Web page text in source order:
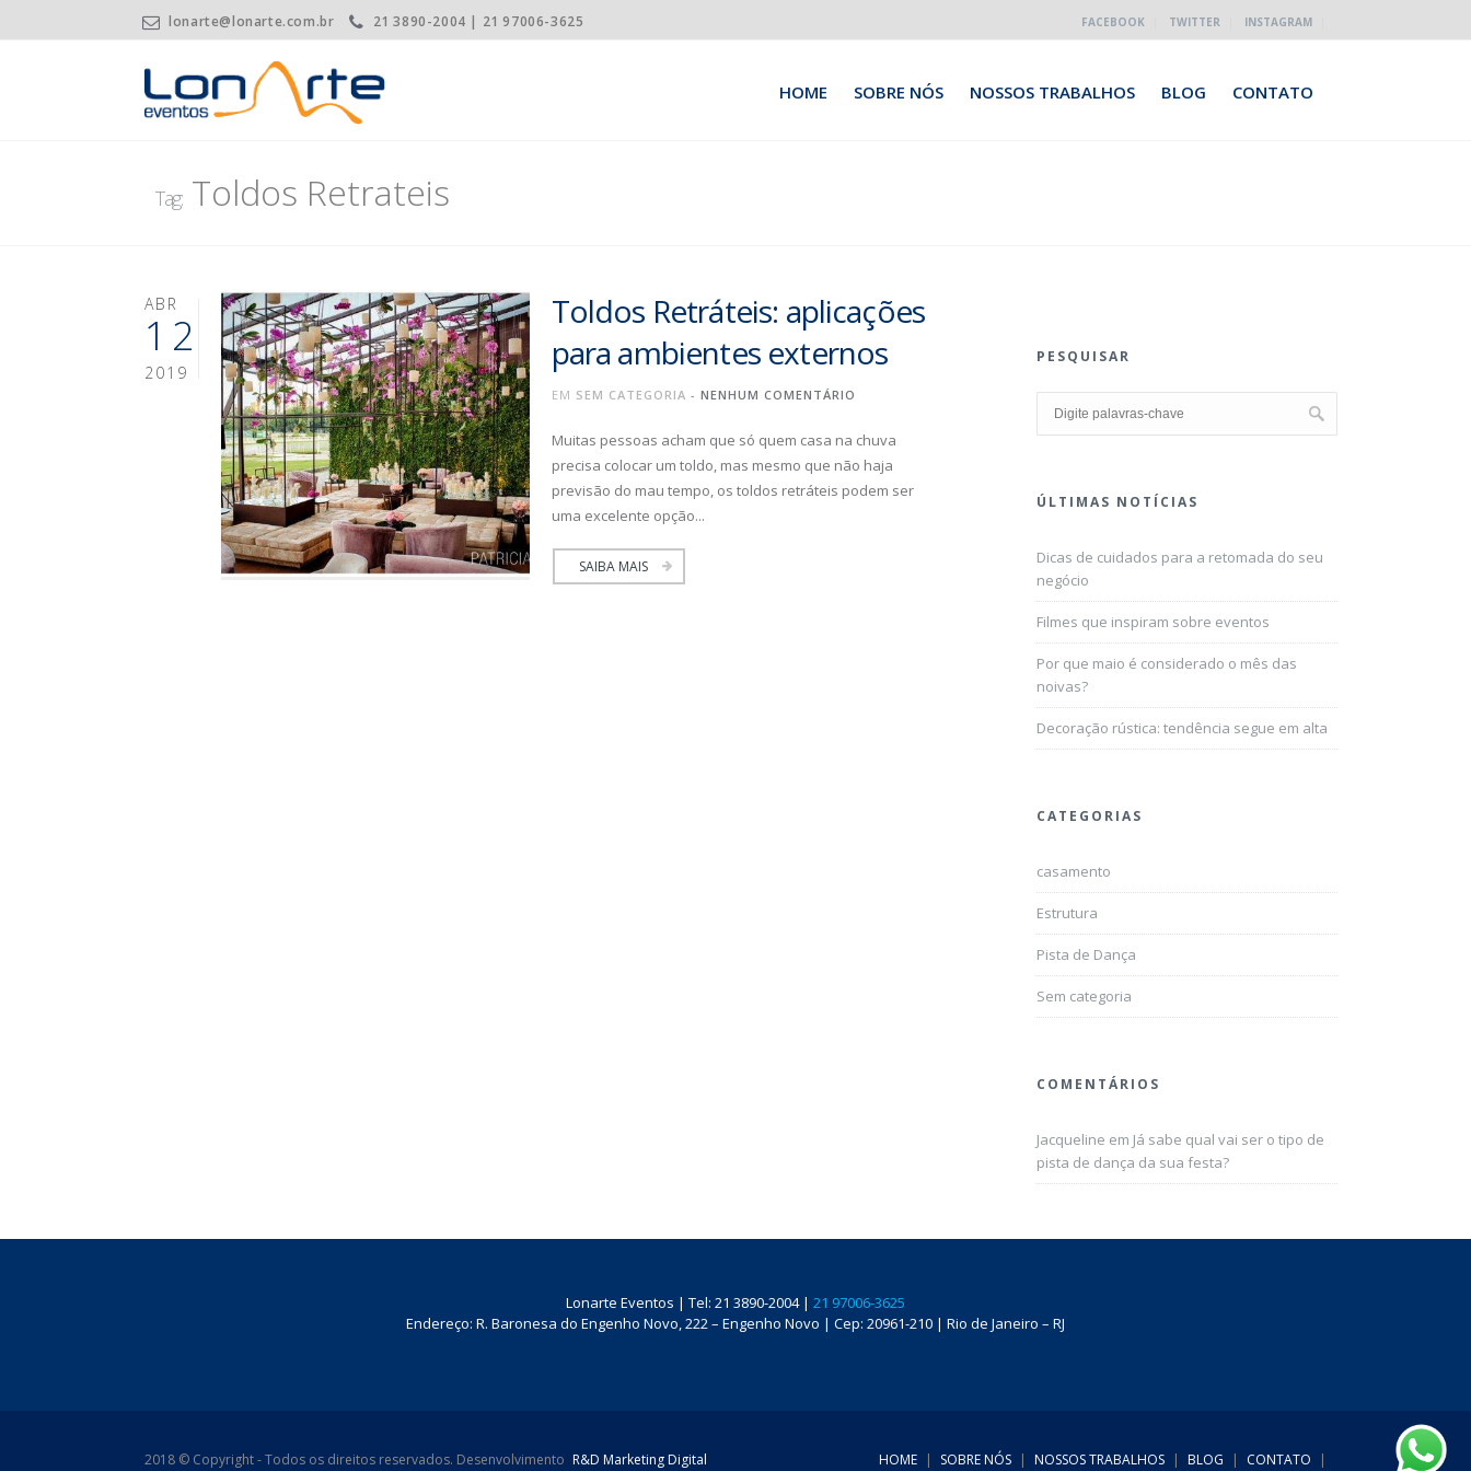
lonarte@lonarte.com.br 21 3890-2004 | 21 97006-3625 FACEBOOK TWITTER INSTAGRAM
HOME SOBRE NÓS NOSSOS TRABALHOS BLOG CONTATO
Tag:Toldos Retrateis
ABR
12
2019
Toldos Retráteis: aplicações
para ambientes externos
EM SEM CATEGORIA - NENHUM COMENTÁRIO
Muitas pessoas acham que só quem casa na chuva
precisa colocar um toldo, mas mesmo que não haja
previsão do mau tempo, os toldos retráteis podem ser
uma excelente opção...
SAIBA MAIS
PESQUISAR
ÚLTIMAS NOTÍCIAS
Dicas de cuidados para a retomada do seu
negócio
Filmes que inspiram sobre eventos
Por que maio é considerado o mês das
noivas?
Decoração rústica: tendência segue em alta
CATEGORIAS
casamento
Estrutura
Pista de Dança
Sem categoria
COMENTÁRIOS
Jacqueline em Já sabe qual vai ser o tipo de
pista de dança da sua festa?
Lonarte Eventos | Tel: 21 3890-2004 | 21 97006-3625
Endereço: R. Baronesa do Engenho Novo, 222 – Engenho Novo | Cep: 20961-210 | Rio de Janeiro – RJ
2018 © Copyright - Todos os direitos reservados. Desenvolvimento R&D Marketing Digital HOME | SOBRE NÓS | NOSSOS TRABALHOS | BLOG | CONTATO |